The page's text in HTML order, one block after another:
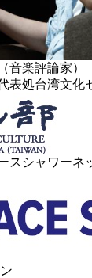
音楽評論家）
表処台湾文化
スシャワーネ